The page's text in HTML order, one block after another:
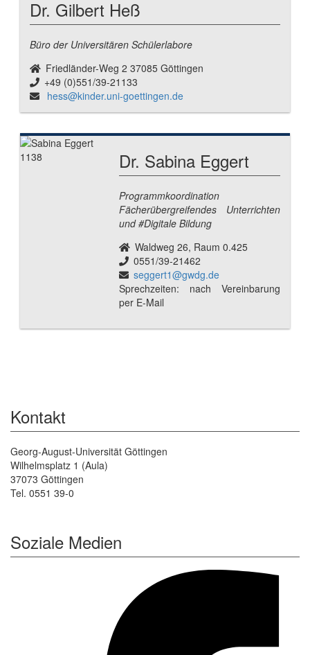
Dr. Gilbert Heß
Büro der Universitären Schülerlabore
Friedländer-Weg 2 37085 Göttingen
+49 (0)551/39-21133
hess@kinder.uni-goettingen.de
Dr. Sabina Eggert
Programmkoordination
Fächerübergreifendes Unterrichten
und #Digitale Bildung
Waldweg 26, Raum 0.425
0551/39-21462
seggert1@gwdg.de
Sprechzeiten: nach Vereinbarung
per E-Mail
Kontakt
Georg-August-Universität Göttingen
Wilhelmsplatz 1 (Aula)
37073 Göttingen
Tel. 0551 39-0
Soziale Medien